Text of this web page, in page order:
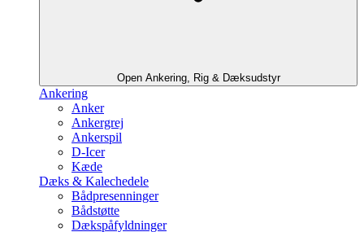
Open Ankering, Rig & Dæksudstyr
Ankering
Anker
Ankergrej
Ankerspil
D-Icer
Kæde
Dæks & Kalechedele
Bådpresenninger
Bådstøtte
Dækspåfyldninger